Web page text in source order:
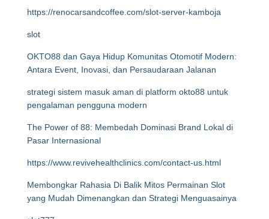
https://renocarsandcoffee.com/slot-server-kamboja
slot
OKTO88 dan Gaya Hidup Komunitas Otomotif Modern:
Antara Event, Inovasi, dan Persaudaraan Jalanan
strategi sistem masuk aman di platform okto88 untuk
pengalaman pengguna modern
The Power of 88: Membedah Dominasi Brand Lokal di
Pasar Internasional
https://www.revivehealthclinics.com/contact-us.html
Membongkar Rahasia Di Balik Mitos Permainan Slot
yang Mudah Dimenangkan dan Strategi Menguasainya